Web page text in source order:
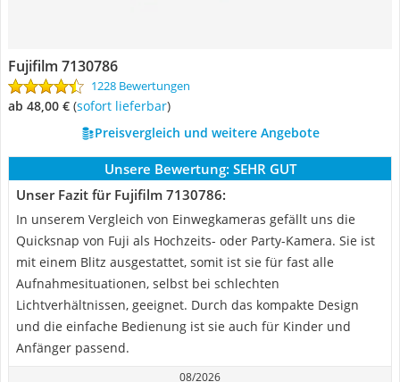
Fujifilm 7130786
1228 Bewertungen
ab 48,00 € ( Sofort lieferbar)
Preisvergleich und weitere Angebote
Unsere Bewertung: SEHR GUT
Unser Fazit für Fujifilm 7130786:
In unserem Vergleich von Einwegkameras gefällt uns die
Quicksnap von Fuji als Hochzeits- oder Party-Kamera. Sie ist
mit einem Blitz ausgestattet, somit ist sie für fast alle
Aufnahmesituationen, selbst bei schlechten
Lichtverhältnissen, geeignet. Durch das kompakte Design
und die einfache Bedienung ist sie auch für Kinder und
Anfänger passend.
08/2026